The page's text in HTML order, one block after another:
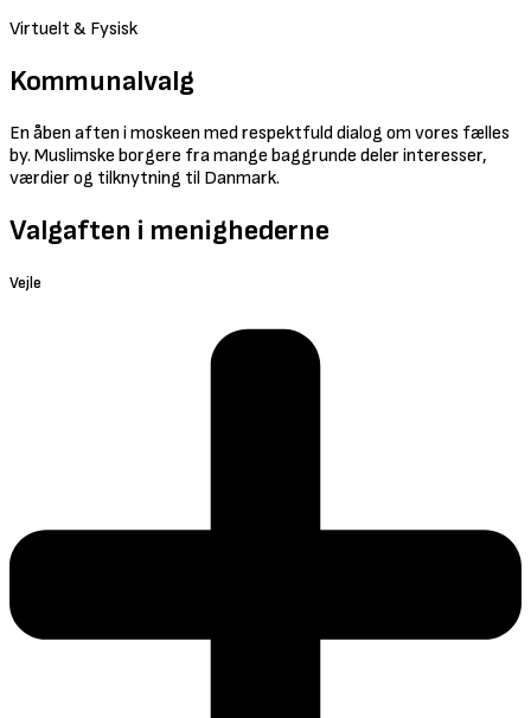
Virtuelt & Fysisk
Kommunalvalg
En åben aften i moskeen med respektfuld dialog om vores fælles
by. Muslimske borgere fra mange baggrunde deler interesser,
værdier og tilknytning til Danmark.
Valgaften i menighederne
Vejle